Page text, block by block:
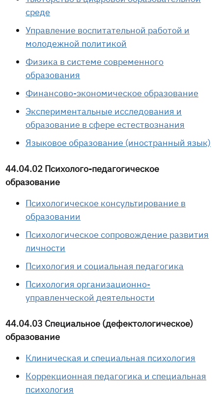
среде
Управление воспитательной работой и
молодежной политикой
Физика в системе современного
образования
Финансово-экономическое образование
Экспериментальные исследования и
образование в сфере естествознания
Языковое образование (иностранный язык)
44.04.02 Психолого-педагогическое
образование
Психологическое консультирование в
образовании
Психологическое сопровождение развития
личности
Психология и социальная педагогика
Психология организационно-
управленческой деятельности
44.04.03 Специальное (дефектологическое)
образование
Клиническая и специальная психология
Коррекционная педагогика и специальная
психология